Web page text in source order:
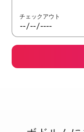
チェックアウト